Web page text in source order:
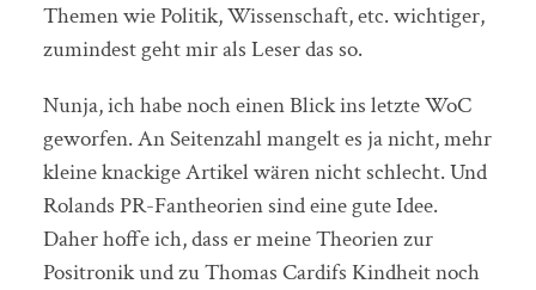
Themen wie Politik, Wissenschaft, etc. wichtiger,
zumindest geht mir als Leser das so.
Nunja, ich habe noch einen Blick ins letzte WoC
geworfen. An Seitenzahl mangelt es ja nicht, mehr
kleine knackige Artikel wären nicht schlecht. Und
Rolands PR-Fantheorien sind eine gute Idee.
Daher hoffe ich, dass er meine Theorien zur
Positronik und zu Thomas Cardifs Kindheit noch